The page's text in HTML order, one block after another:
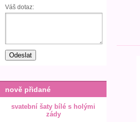
Váš dotaz:
nově přidané
svatební šaty bílé s holými
zády